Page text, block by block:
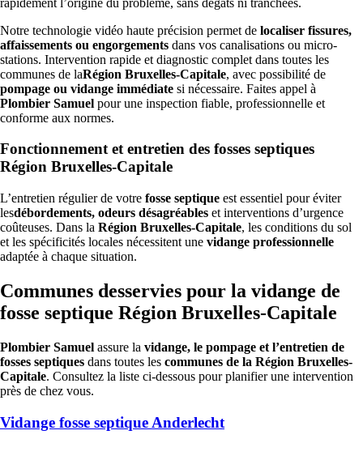
Notre technologie vidéo haute précision permet de localiser fissures,
affaissements ou engorgements dans vos canalisations ou micro-
stations. Intervention rapide et diagnostic complet dans toutes les
communes de laRégion Bruxelles-Capitale, avec possibilité de
pompage ou vidange immédiate si nécessaire. Faites appel à
Plombier Samuel pour une inspection fiable, professionnelle et
conforme aux normes.
Fonctionnement et entretien des fosses septiques
Région Bruxelles-Capitale
L’entretien régulier de votre fosse septique est essentiel pour éviter
lesdébordements, odeurs désagréables et interventions d’urgence
coûteuses. Dans la Région Bruxelles-Capitale, les conditions du sol
et les spécificités locales nécessitent une vidange professionnelle
adaptée à chaque situation.
Communes desservies pour la vidange de
fosse septique Région Bruxelles-Capitale
Plombier Samuel assure la vidange, le pompage et l’entretien de
fosses septiques dans toutes les communes de la Région Bruxelles-
Capitale. Consultez la liste ci-dessous pour planifier une intervention
près de chez vous.
Vidange fosse septique Anderlecht